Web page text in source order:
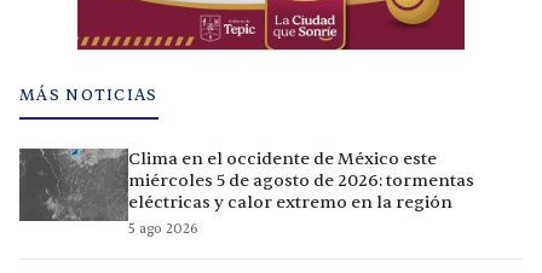
MÁS NOTICIAS
Clima en el occidente de México este
miércoles 5 de agosto de 2026: tormentas
eléctricas y calor extremo en la región
5 ago 2026